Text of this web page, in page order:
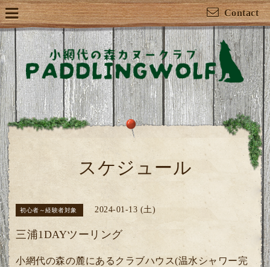
Contact
スケジュール
初心者～経験者対象 2024-01-13 (土)
三浦1DAYツーリング
小網代の森の麓にあるクラブハウス(温水シャワー完